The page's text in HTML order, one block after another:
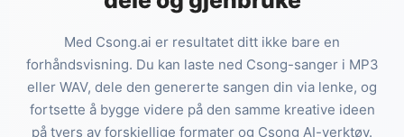
Med Csong.ai er resultatet ditt ikke bare en
forhåndsvisning. Du kan laste ned Csong-sanger i MP3
eller WAV, dele den genererte sangen din via lenke, og
fortsette å bygge videre på den samme kreative ideen
på tvers av forskjellige formater og Csong AI-verktøy.